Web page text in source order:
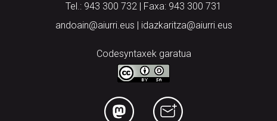
Tel.: 943 300 732 | Faxa: 943 300 731
andoain@aiurri.eus | idazkaritza@aiurri.eus
Codesyntaxek garatua